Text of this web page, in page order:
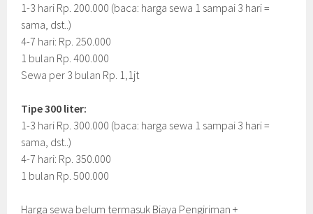
1-3 hari Rp. 200.000 (baca: harga sewa 1 sampai 3 hari =
sama, dst..)
4-7 hari: Rp. 250.000
1 bulan Rp. 400.000
Sewa per 3 bulan Rp. 1,1jt
Tipe 300 liter:
1-3 hari Rp. 300.000 (baca: harga sewa 1 sampai 3 hari =
sama, dst..)
4-7 hari: Rp. 350.000
1 bulan Rp. 500.000
Harga sewa belum termasuk Biaya Pengiriman +